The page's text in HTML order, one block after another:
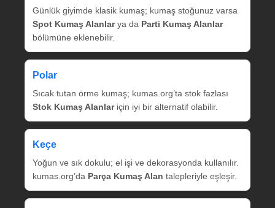
Günlük giyimde klasik kumaş; kumaş stoğunuz varsa
Spot Kumaş Alanlarya da Parti Kumaş Alanlar
bölümüne eklenebilir.
Polar
Sıcak tutan örme kumaş; kumas.org’ta stok fazlası
Stok Kumaş Alanlariçin iyi bir alternatif olabilir.
Keçe
Yoğun ve sık dokulu; el işi ve dekorasyonda kullanılır.
kumas.org’da Parça Kumaş Alan talepleriyle eşleşir.